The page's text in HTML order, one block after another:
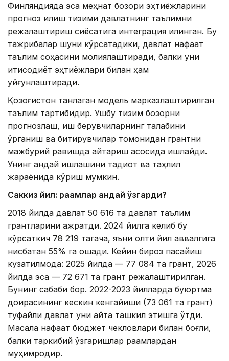
Финляндияда эса меҳнат бозори эҳтиёжларини
прогноз қилиш тизими давлатнинг таълимни
режалаштириш сиёсатига интеграция қилинган. Бу
тажрибалар шуни кўрсатадики, давлат нафақат
таълим соҳасини молиялаштиради, балки уни
иқтисодиёт эҳтиёжлари билан ҳам
уйғунлаштиради.
Қозоғистон танлаган модель марказлаштирилган
таълим тартибидир. Ушбу тизим бозорни
прогнозлаш, иш берувчиларнинг талабини
ўрганиш ва битирувчилар томонидан грантни
мажбурий равишда қайтариш асосида ишлайди.
Унинг қандай ишлашини тадқиқот ва таҳлил
жараёнида кўриш мумкин.
Саккиз йил: рақамлар қандай ўзгарди?
2018 йилда давлат 50 616 та давлат таълим
грантларини ажратди. 2024 йилга келиб бу
кўрсаткич 78 219 тагача, яъни олти йил аввалгига
нисбатан 55% га ошади. Кейин бироз пасайиш
кузатилмоқда: 2025 йилда — 77 084 та грант, 2026
йилда эса — 72 671 та грант режалаштирилган.
Бунинг сабаби бор. 2022-2023 йилларда буюртма
доирасининг кескин кенгайиши (73 061 та грант)
туфайли давлат уни қайта ташкил этишга ўтди.
Масала нафақат бюджет чекловлари билан боғлиқ,
балки таркибий ўзгаришлар рақамлардан
муҳимроқдир.